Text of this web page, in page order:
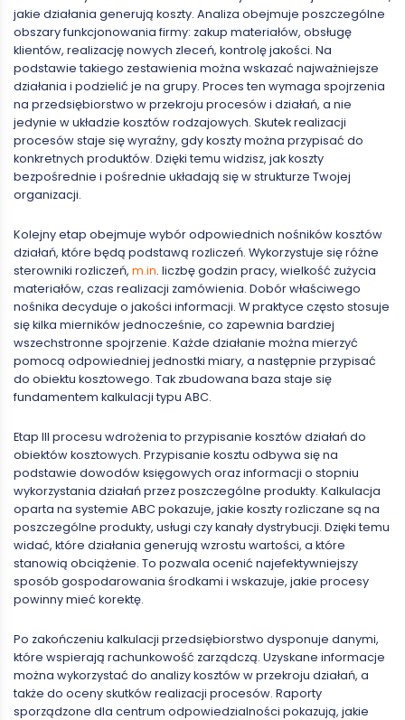
jakie działania generują koszty. Analiza obejmuje poszczególne
obszary funkcjonowania firmy: zakup materiałów, obsługę
klientów, realizację nowych zleceń, kontrolę jakości. Na
podstawie takiego zestawienia można wskazać najważniejsze
działania i podzielić je na grupy. Proces ten wymaga spojrzenia
na przedsiębiorstwo w przekroju procesów i działań, a nie
jedynie w układzie kosztów rodzajowych. Skutek realizacji
procesów staje się wyraźny, gdy koszty można przypisać do
konkretnych produktów. Dzięki temu widzisz, jak koszty
bezpośrednie i pośrednie układają się w strukturze Twojej
organizacji.
Kolejny etap obejmuje wybór odpowiednich nośników kosztów
działań, które będą podstawą rozliczeń. Wykorzystuje się różne
sterowniki rozliczeń, m.in. liczbę godzin pracy, wielkość zużycia
materiałów, czas realizacji zamówienia. Dobór właściwego
nośnika decyduje o jakości informacji. W praktyce często stosuje
się kilka mierników jednocześnie, co zapewnia bardziej
wszechstronne spojrzenie. Każde działanie można mierzyć
pomocą odpowiedniej jednostki miary, a następnie przypisać
do obiektu kosztowego. Tak zbudowana baza staje się
fundamentem kalkulacji typu ABC.
Etap III procesu wdrożenia to przypisanie kosztów działań do
obiektów kosztowych. Przypisanie kosztu odbywa się na
podstawie dowodów księgowych oraz informacji o stopniu
wykorzystania działań przez poszczególne produkty. Kalkulacja
oparta na systemie ABC pokazuje, jakie koszty rozliczane są na
poszczególne produkty, usługi czy kanały dystrybucji. Dzięki temu
widać, które działania generują wzrostu wartości, a które
stanowią obciążenie. To pozwala ocenić najefektywniejszy
sposób gospodarowania środkami i wskazuje, jakie procesy
powinny mieć korektę.
Po zakończeniu kalkulacji przedsiębiorstwo dysponuje danymi,
które wspierają rachunkowość zarządczą. Uzyskane informacje
można wykorzystać do analizy kosztów w przekroju działań, a
także do oceny skutków realizacji procesów. Raporty
sporządzone dla centrum odpowiedzialności pokazują, jakie